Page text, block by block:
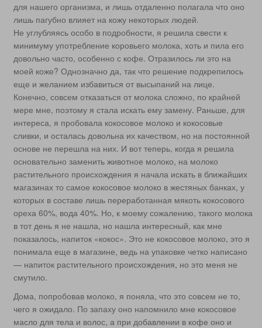
для нашего организма, и лишь отдаленно полагала что оно
лишь пагубно влияет на кожу некоторых людей.
Не углубляясь особо в подробности, я решила свести к
минимуму употребление коровьего молока, хоть и пила его
довольно часто, особенно с кофе. Отразилось ли это на
моей коже? Однозначно да, так что решение подкрепилось
еще и желанием избавиться от высыпаний на лице.
Конечно, совсем отказаться от молока сложно, по крайней
мере мне, поэтому я стала искать ему замену. Раньше, для
интереса, я пробовала кокосовое молоко и кокосовые
сливки, и осталась довольна их качеством, но на постоянной
основе не перешла на них. И вот теперь, когда я решила
основательно заменить животное молоко, на молоко
растительного происхождения я начала искать в ближайших
магазинах то самое кокосовое молоко в жестяных банках, у
которых в составе лишь переработанная мякоть кокосового
ореха 60%, вода 40%. Но, к моему сожалению, такого молока
в тот день я не нашла, но нашла интересный, как мне
показалось, напиток «кокос». Это не кокосовое молоко, это я
понимала еще в магазине, ведь на упаковке четко написано
— напиток растительного происхождения, но это меня не
смутило.
Дома, попробовав молоко, я поняла, что это совсем не то,
чего я ожидало. По запаху оно напомнило мне кокосовое
масло для тела и волос, а при добавлении в кофе оно и